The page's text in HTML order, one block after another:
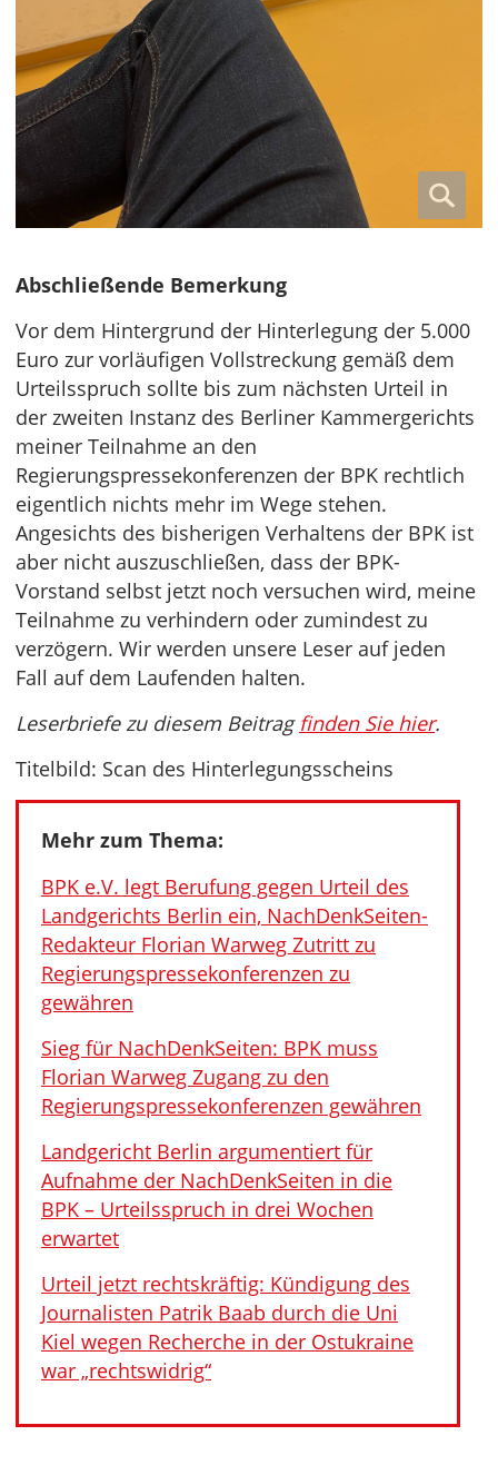
Abschließende Bemerkung
Vor dem Hintergrund der Hinterlegung der 5.000
Euro zur vorläufigen Vollstreckung gemäß dem
Urteilsspruch sollte bis zum nächsten Urteil in
der zweiten Instanz des Berliner Kammergerichts
meiner Teilnahme an den
Regierungspressekonferenzen der BPK rechtlich
eigentlich nichts mehr im Wege stehen.
Angesichts des bisherigen Verhaltens der BPK ist
aber nicht auszuschließen, dass der BPK-
Vorstand selbst jetzt noch versuchen wird, meine
Teilnahme zu verhindern oder zumindest zu
verzögern. Wir werden unsere Leser auf jeden
Fall auf dem Laufenden halten.
Leserbriefe zu diesem Beitrag finden Sie hier.
Titelbild: Scan des Hinterlegungsscheins
Mehr zum Thema:
BPK e.V. legt Berufung gegen Urteil des
Landgerichts Berlin ein, NachDenkSeiten-
Redakteur Florian Warweg Zutritt zu
Regierungspressekonferenzen zu
gewähren
Sieg für NachDenkSeiten: BPK muss
Florian Warweg Zugang zu den
Regierungspressekonferenzen gewähren
Landgericht Berlin argumentiert für
Aufnahme der NachDenkSeiten in die
BPK – Urteilsspruch in drei Wochen
erwartet
Urteil jetzt rechtskräftig: Kündigung des
Journalisten Patrik Baab durch die Uni
Kiel wegen Recherche in der Ostukraine
war „rechtswidrig“